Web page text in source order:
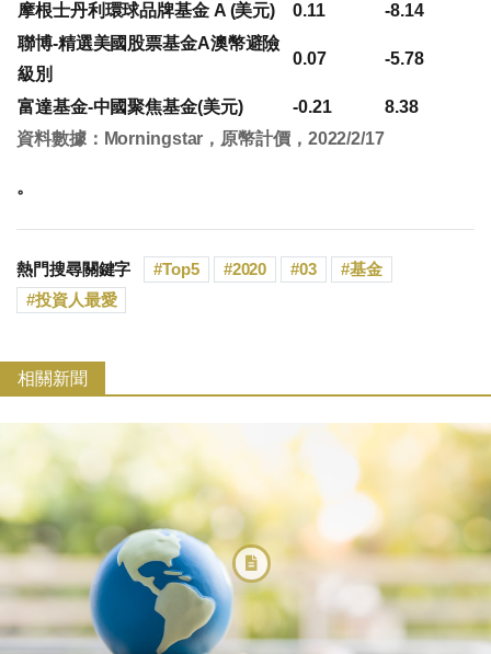
摩根士丹利環球品牌基金 A (美元) 0.11
-8.14
聯博-精選美國股票基金A澳幣避險
級別
0.07 -5.78
富達基金-中國聚焦基金(美元) -0.21
8.38
資料數據：Morningstar，原幣計價，2022/2/17
。
熱門搜尋關鍵字 Top5 2020 03
基金
投資人最愛
相關新聞